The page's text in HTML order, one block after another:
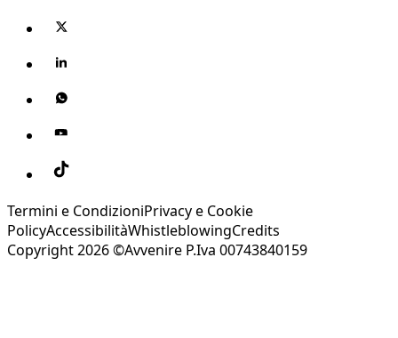
Termini e CondizioniPrivacy e Cookie
PolicyAccessibilitàWhistleblowingCredits
Copyright 2026 ©Avvenire P.Iva 00743840159